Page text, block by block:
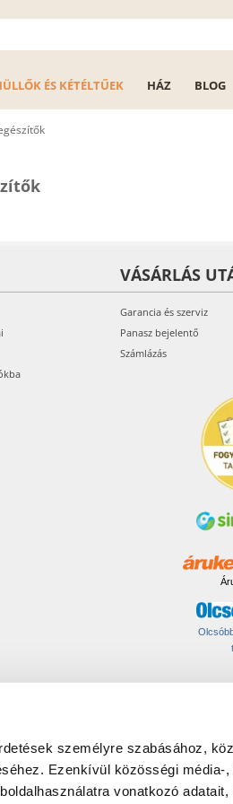
személyre szabásához,
Ezenkívül közösségi média-
vonatkozó
ÉS KÉTÉLTŰEK HÁZ BLOG
VÁSÁRLÁS
Garancia és szerviz
Panasz bejelentő
Számlázás